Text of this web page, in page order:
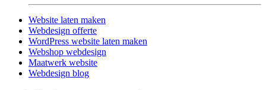
Website laten maken
Webdesign offerte
WordPress website laten maken
Webshop webdesign
Maatwerk website
Webdesign blog